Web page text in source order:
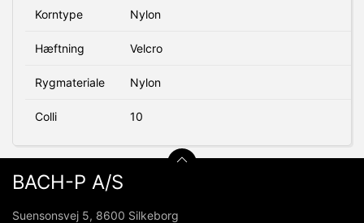
Korntype Nylon
Hæftning Velcro
Rygmateriale Nylon
Colli 10
BACH-P A/S
Suensonsvej 5, 8600 Silkeborg